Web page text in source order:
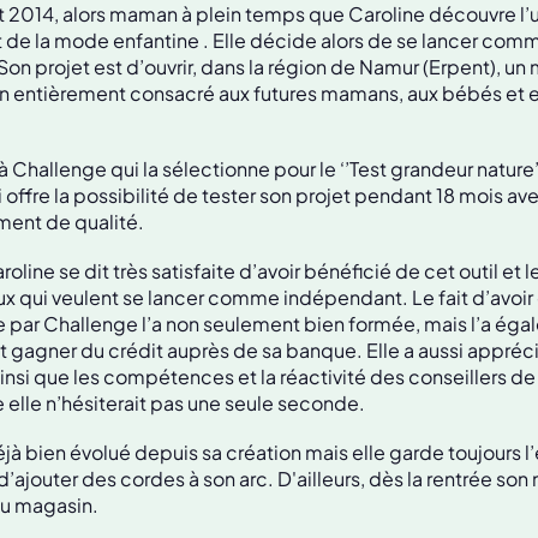
2014, alors maman à plein temps que Caroline découvre
la mode enfantine . Elle décide alors de se lancer
projet est d’ouvrir, dans la région de Namur (Erpent), un
entièrement consacré aux futures mamans, aux bébés et
qui la sélectionne pour le ‘’Test grandeur
la possibilité de tester son projet pendant 18 mois
de qualité.
se dit très satisfaite d’avoir bénéficié de cet outil et
qui veulent se lancer comme indépendant. Le fait
Challenge l’a non seulement bien formée, mais l’a
gagner du crédit auprès de sa banque. Elle a aussi
que les compétences et la réactivité des conseillers
elle n’hésiterait pas une seule seconde.
bien évolué depuis sa création mais elle garde toujours
des cordes à son arc. D'ailleurs, dès la rentrée son
magasin.